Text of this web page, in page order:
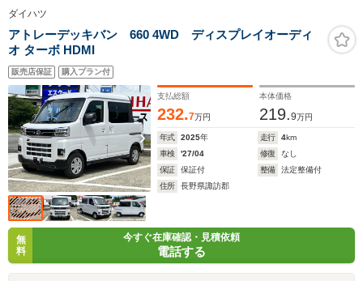
ダイハツ
アトレーデッキバン 660 4WD ディスプレイオーディ
オ ターボ HDMI
販売店保証 購入プラン付
支払総額
232.7万円
本体価格
219.9万円
年式 2025年 走行 4km
車検
'27/04 修復
なし
保証
保証付 整備
法定整備付
住所
長野県諏訪郡
無
料
今すぐ在庫確認・見積依頼
電話する